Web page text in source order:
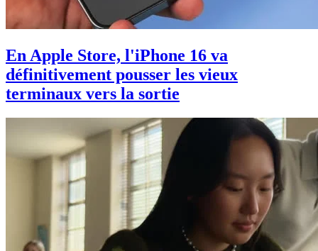
En Apple Store, l'iPhone 16 va
définitivement pousser les vieux
terminaux vers la sortie